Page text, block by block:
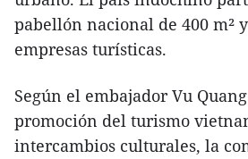
pabellón nacional de 400 m²
empresas turísticas.
Según el embajador Vu
promoción del turismo
intercambios culturales, la